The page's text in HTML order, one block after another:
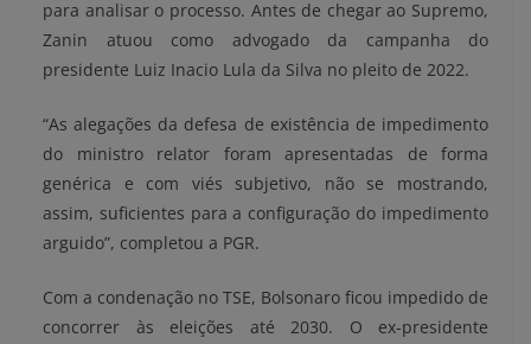
para analisar o processo. Antes de chegar ao Supremo,
Zanin atuou como advogado da campanha do
presidente Luiz Inacio Lula da Silva no pleito de 2022.
“As alegações da defesa de existência de impedimento
do ministro relator foram apresentadas de forma
genérica e com viés subjetivo, não se mostrando,
assim, suficientes para a configuração do impedimento
arguido”, completou a PGR.
Com a condenação no TSE, Bolsonaro ficou impedido de
concorrer às eleições até 2030. O ex-presidente